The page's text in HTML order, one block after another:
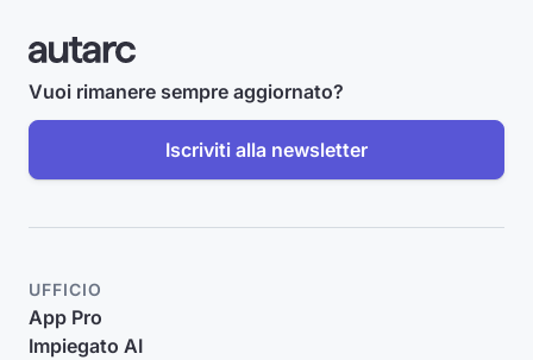
Vuoi rimanere sempre aggiornato?
Iscriviti alla newsletter
UFFICIO
App Pro
Impiegato AI